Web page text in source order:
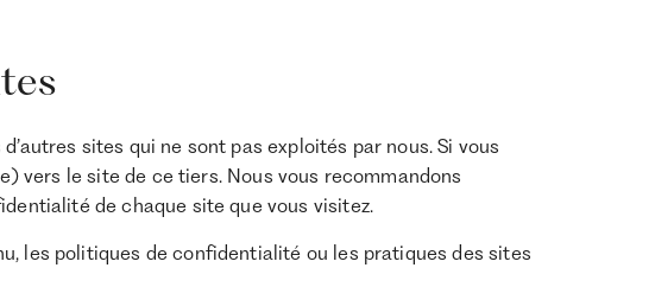
sites qui ne sont pas exploités par nous. Si vous
vers le site de ce tiers. Nous vous recommandons
de chaque site que vous visitez.
les politiques de confidentialité ou les pratiques des sites